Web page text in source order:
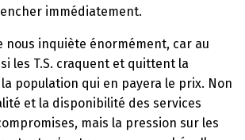
immédiatement.
nous inquiète énormément, car au
les T.S. craquent et quittent la
la population qui en payera le prix. Non
et la disponibilité des services
mais la pression sur les